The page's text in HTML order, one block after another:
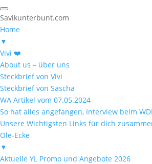
Savikunterbunt.com
Home
▼
Vivi ❤️
About us – über uns
Steckbrief von Vivi
Steckbrief von Sascha
WA Artikel vom 07.05.2024
So hat alles angefangen, Interview beim
Unsere Wichtigsten Links für dich
Öle-Ecke
▼
Aktuelle YL Promo und Angebote 2026